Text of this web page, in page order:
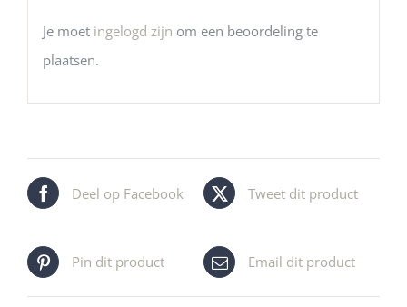
Je moet ingelogd zijn om een beoordeling te
plaatsen.
Deel op Facebook Tweet dit product
Pin dit product Email dit product